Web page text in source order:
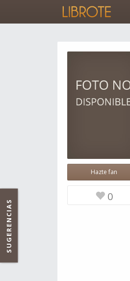
Hazte fan
0
SUGERENCIAS